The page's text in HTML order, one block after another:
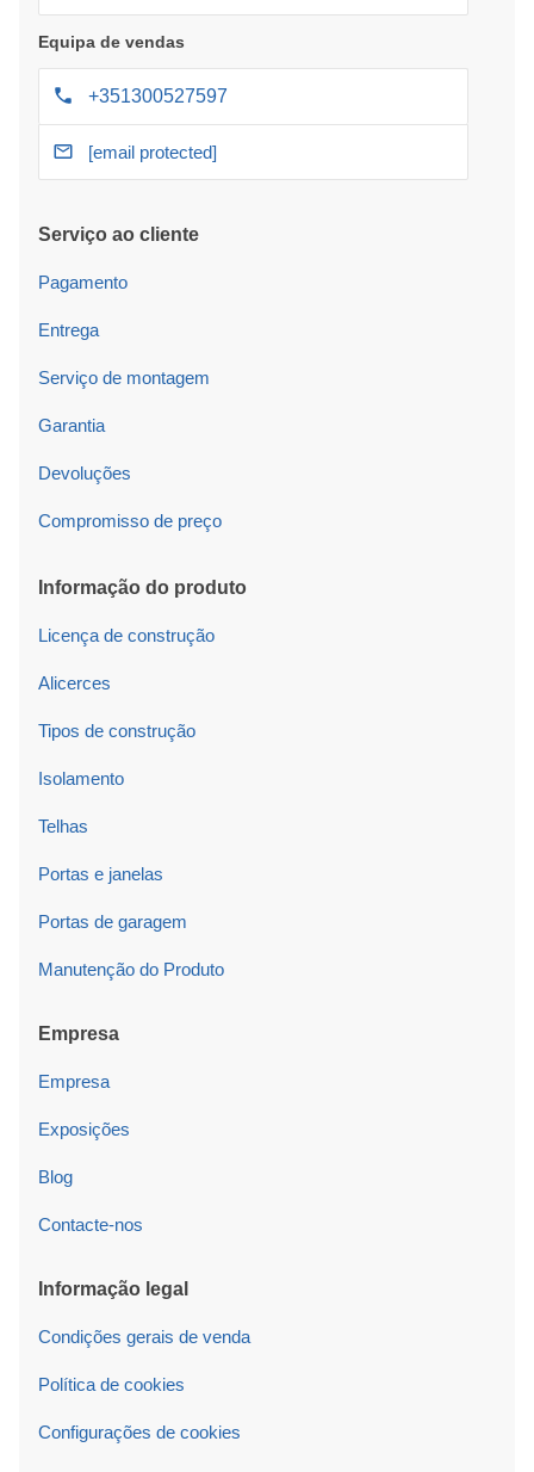
Equipa de vendas
+351300527597
[email protected]
Serviço ao cliente
Pagamento
Entrega
Serviço de montagem
Garantia
Devoluções
Compromisso de preço
Informação do produto
Licença de construção
Alicerces
Tipos de construção
Isolamento
Telhas
Portas e janelas
Portas de garagem
Manutenção do Produto
Empresa
Empresa
Exposições
Blog
Contacte-nos
Informação legal
Condições gerais de venda
Política de cookies
Configurações de cookies